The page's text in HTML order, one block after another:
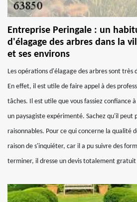
Entreprise Peringale : un
d'élagage des arbres dans la
et ses environs
Les opérations d'élagage des arbres sont très
En effet, il est utile de faire appel à des
tâches. Il est utile que vous fassiez confiance
un paysagiste expérimenté. Sachez qu'il peut
raisonnables. Pour ce qui concerne la qualité
raison de s'inquiéter, car il a pu suivre des
terminer, il dresse un devis totalement